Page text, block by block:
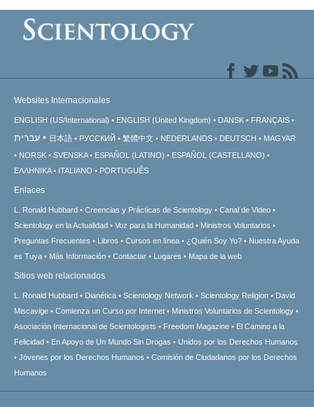
Websites Internacionales
ENGLISH (US/International) ENGLISH (United Kingdom) DANSK FRANÇAIS
עברית 日本語 РУССКИЙ 繁體中文 NEDERLANDS DEUTSCH
MAGYAR
NORSK
SVENSKA ESPAÑOL (LATINO)
ESPAÑOL (CASTELLANO)
ΕΛΛΗΝΙΚA
ITALIANO PORTUGUÊS
Enlaces
L. Ronald Hubbard Creencias y Prácticas de Scientology
Canal de Video
Scientology en la Actualidad
Voz para la Humanidad
Ministros Voluntarios
Preguntas Frecuentes
Libros Cursos en línea ¿Quién Soy Yo?
Nuestra Ayuda
es Tuya
Más Información Contactar Lugares Mapa de la web
Sitios web relacionados
L. Ronald Hubbard Dianética Scientology Network Scientology Religion
David
Miscavige
Comienza un Curso por Internet
Ministros Voluntarios de Scientology
Asociación Internacional de Scientologists
Freedom Magazine
El Camino a la
Felicidad
En Apoyo de Un Mundo Sin Drogas
Unidos por los Derechos Humanos
Jóvenes por los Derechos Humanos
Comisión de Ciudadanos por los Derechos
Humanos